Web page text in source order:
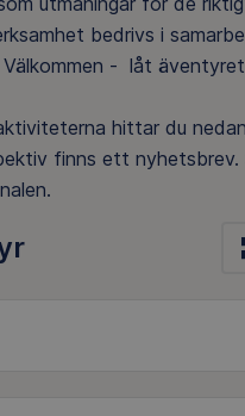
bedrivs i
- låt
hittar du
finns ett nyhetsbrev.